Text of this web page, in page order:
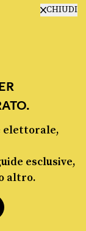
CHIUDI
elettorale,
esclusive,
altro.
di Milano, n. 55 del 8